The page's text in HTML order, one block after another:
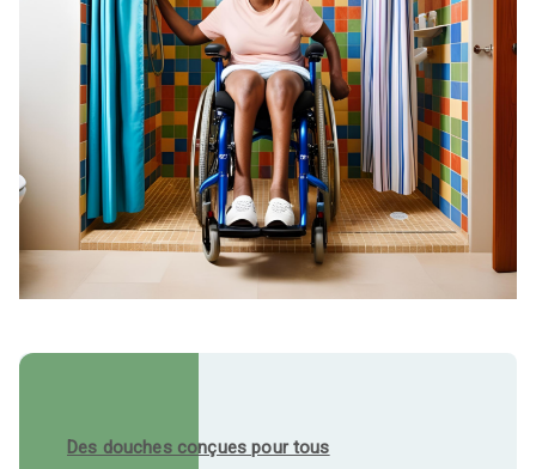
Des douches conçues pour tous